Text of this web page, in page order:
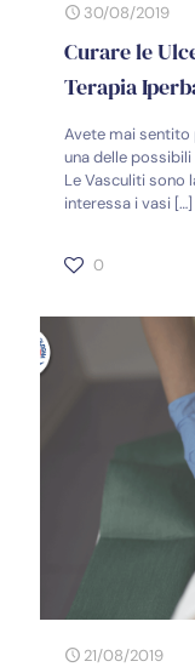
30/08/2019
Curare le
Terapia
Avete mai sentito
una delle
Le Vasculiti sono
interessa i vasi […]
0
21/08/2019